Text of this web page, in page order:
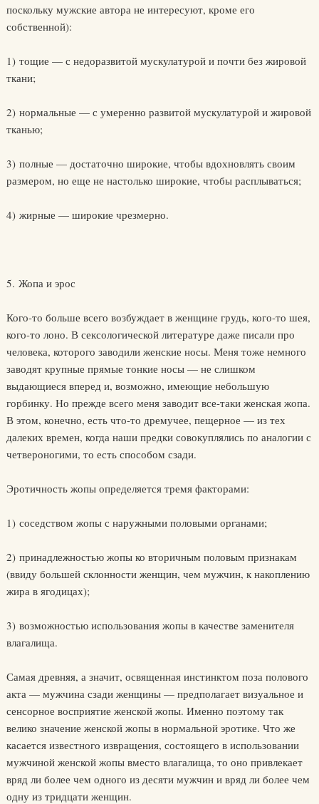
поскольку мужские автора не интересуют, кроме его
собственной):
1) тощие — с недоразвитой мускулатурой и почти без жировой
ткани;
2) нормальные — с умеренно развитой мускулатурой и жировой
тканью;
3) полные — достаточно широкие, чтобы вдохновлять своим
размером, но еще не настолько широкие, чтобы расплываться;
4) жирные — широкие чрезмерно.
5. Жопа и эрос
Кого-то больше всего возбуждает в женщине грудь, кого-то шея,
кого-то лоно. В сексологической литературе даже писали про
человека, которого заводили женские носы. Меня тоже немного
заводят крупные прямые тонкие носы — не слишком
выдающиеся вперед и, возможно, имеющие небольшую
горбинку. Но прежде всего меня заводит все-таки женская жопа.
В этом, конечно, есть что-то дремучее, пещерное — из тех
далеких времен, когда наши предки совокуплялись по аналогии с
четвероногими, то есть способом сзади.
Эротичность жопы определяется тремя факторами:
1) соседством жопы с наружными половыми органами;
2) принадлежностью жопы ко вторичным половым признакам
(ввиду большей склонности женщин, чем мужчин, к накоплению
жира в ягодицах);
3) возможностью использования жопы в качестве заменителя
влагалища.
Самая древняя, а значит, освященная инстинктом поза полового
акта — мужчина сзади женщины — предполагает визуальное и
сенсорное восприятие женской жопы. Именно поэтому так
велико значение женской жопы в нормальной эротике. Что же
касается известного извращения, состоящего в использовании
мужчиной женской жопы вместо влагалища, то оно привлекает
вряд ли более чем одного из десяти мужчин и вряд ли более чем
одну из тридцати женщин.